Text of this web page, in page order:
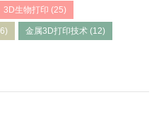
3D生物打印 (25)
金属3D打印技术(12)